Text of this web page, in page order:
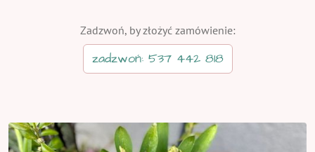
Zadzwoń, by złożyć zamówienie:
zadzwoń: 537 442 818